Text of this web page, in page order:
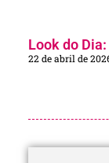
Look do
22 de abril de